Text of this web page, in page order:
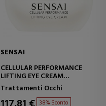
SENSAI
CELLULAR PERFORMANCE
LIFTING EYE CREAM
CREMA CONTORNO OCCHI
EFFETTO LIFTING
Trattamenti Occhi
38% Sconto